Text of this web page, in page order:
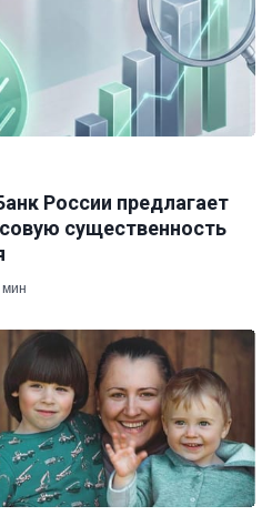
России предлагает
существенность
мин